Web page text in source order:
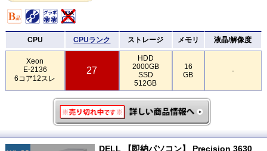
CPU CPUランク ストレージ メモリ 液晶/解像度
Xeon
E-2136
6コア12スレ
27
HDD
2000GB
SSD
512GB
16
GB
-
DELL 【即納パソコン】 Precision 3630